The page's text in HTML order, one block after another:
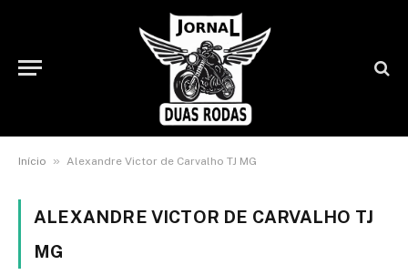
Início » Alexandre Victor de Carvalho TJ MG
ALEXANDRE VICTOR DE CARVALHO TJ
MG